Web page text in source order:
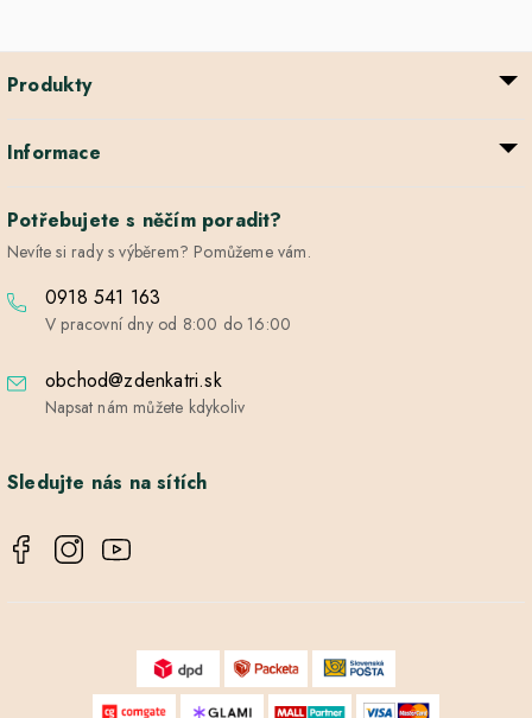
Produkty
Informace
Potřebujete s něčím poradit?
Nevíte si rady s výběrem? Pomůžeme vám.
0918 541 163
V pracovní dny od 8:00 do 16:00
obchod@zdenkatri.sk
Napsat nám můžete kdykoliv
Sledujte nás na sítích